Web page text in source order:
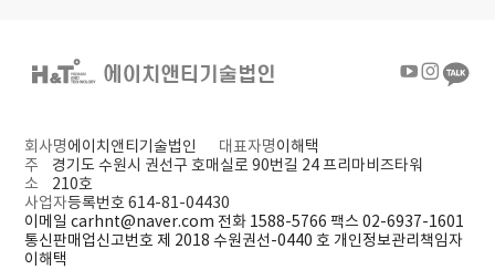
회사명에이치앤티기술법인 대표자명이해택
주
소
경기도 수원시 권선구 호매실로 90번길 24 프리마비즈타워
210호
사업자등록번호 614-81-04430
이메일 carhnt@naver.com 전화 1588-5766 팩스 02-6937-1601
통신판매업신고번호 제 2018 수원권선-0440 호 개인정보관리책임자
이해택